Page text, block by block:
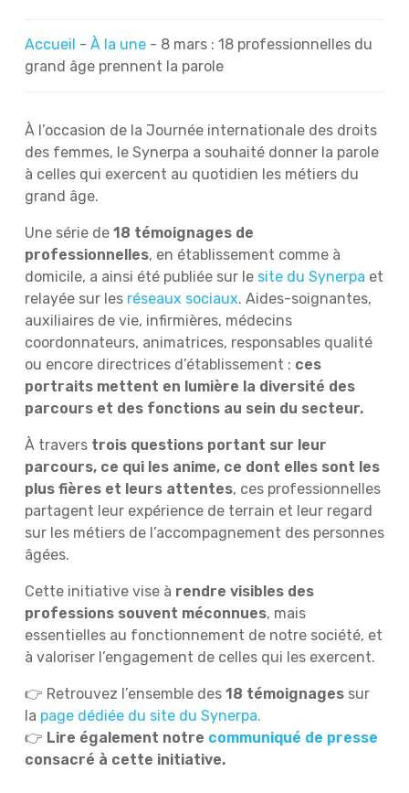
Accueil - À la une- 8 mars : 18 professionnelles du
grand âge prennent la parole
À l’occasion de la Journée internationale des droits
des femmes, le Synerpa a souhaité donner la parole
à celles qui exercent au quotidien les métiers du
grand âge.
Une série de 18 témoignages de
professionnelles, en établissement comme à
domicile, a ainsi été publiée sur le site du Synerpa et
relayée sur les réseaux sociaux. Aides-soignantes,
auxiliaires de vie, infirmières, médecins
coordonnateurs, animatrices, responsables qualité
ou encore directrices d’établissement : ces
portraits mettent en lumière la diversité des
parcours et des fonctions au sein du secteur.
À travers trois questions portant sur leur
parcours, ce qui les anime, ce dont elles sont les
plus fières et leurs attentes, ces professionnelles
partagent leur expérience de terrain et leur regard
sur les métiers de l’accompagnement des personnes
âgées.
Cette initiative vise à rendre visibles des
professions souvent méconnues, mais
essentielles au fonctionnement de notre société, et
à valoriser l’engagement de celles qui les exercent.
👉 Retrouvez l’ensemble des 18 témoignagessur
la page dédiée du site du Synerpa.
👉 Lire également notre communiqué de presse
consacré à cette initiative.